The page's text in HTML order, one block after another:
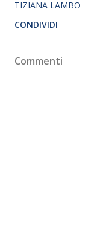
TIZIANA LAMBO
CONDIVIDI
Commenti